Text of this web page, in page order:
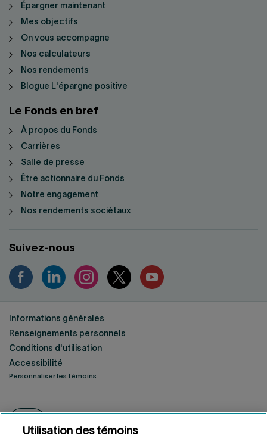
Épargner maintenant
Mes objectifs
On vous accompagne
Nos calculateurs
Nos rendements
Blogue L'épargne positive
Le Fonds en bref
À propos du Fonds
Carrières
Salle de presse
Être actionnaire du Fonds
Notre engagement
Nos rendements sociétaux
Suivez-nous
Informations générales
Renseignements personnels
Conditions d'utilisation
Accessibilité
Personnaliser les témoins
Utilisation des témoins